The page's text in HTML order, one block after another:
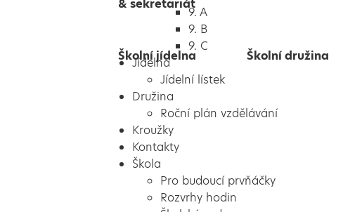
9. A
9. B
9. C
Jídelna
Jídelní lístek
Družina
Roční plán vzdělávání
Kroužky
Kontakty
Škola
Pro budoucí prvňáčky
Rozvrhy hodin
& sekretariát
Školní jídelna Školní družina